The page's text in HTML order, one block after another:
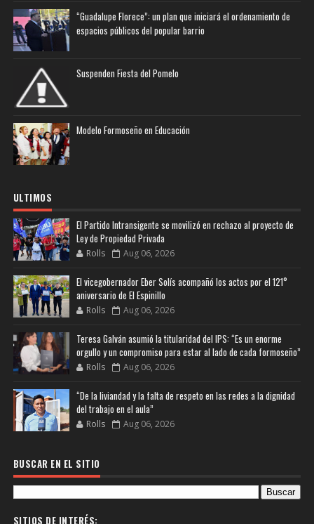
“Guadalupe Florece”: un plan que iniciará el ordenamiento de
espacios públicos del popular barrio
Suspenden Fiesta del Pomelo
Modelo Formoseño en Educación
ULTIMOS
El Partido Intransigente se movilizó en rechazo al proyecto de
Ley de Propiedad Privada
Rolls Aug 06, 2026
El vicegobernador Eber Solís acompañó los actos por el 121°
aniversario de El Espinillo
Rolls Aug 06, 2026
Teresa Galván asumió la titularidad del IPS: “Es un enorme
orgullo y un compromiso para estar al lado de cada formoseño”
Rolls Aug 06, 2026
“De la liviandad y la falta de respeto en las redes a la dignidad
del trabajo en el aula”
Rolls Aug 06, 2026
BUSCAR EN EL SITIO
SITIOS DE INTERÉS: